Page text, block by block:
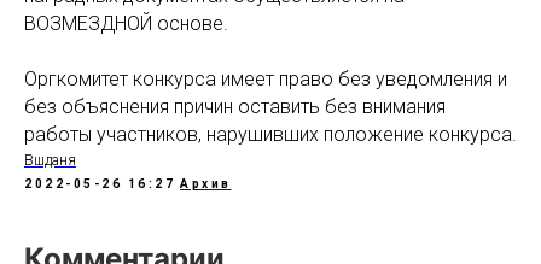
ВОЗМЕЗДНОЙ основе.
Оргкомитет конкурса имеет право без уведомления и
без объяснения причин оставить без внимания
работы участников, нарушивших положение конкурса.
Вшданя
2022-05-26 16:27 Архив